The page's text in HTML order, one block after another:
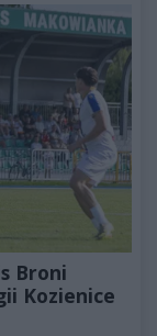
Broni
Kozienice